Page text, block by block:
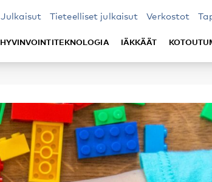
Julkaisut Tieteelliset julkaisut Verkostot
HYVINVOINTITEKNOLOGIA IÄKKÄÄT